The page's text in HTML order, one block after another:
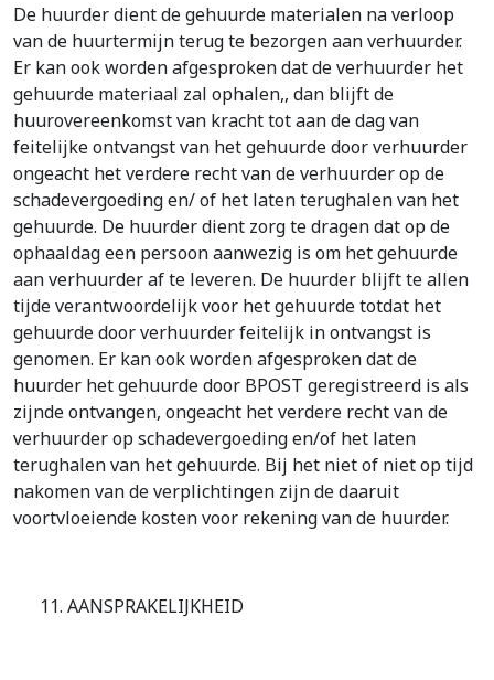
De huurder dient de gehuurde materialen na verloop
van de huurtermijn terug te bezorgen aan verhuurder.
Er kan ook worden afgesproken dat de verhuurder het
gehuurde materiaal zal ophalen,, dan blijft de
huurovereenkomst van kracht tot aan de dag van
feitelijke ontvangst van het gehuurde door verhuurder
ongeacht het verdere recht van de verhuurder op de
schadevergoeding en/ of het laten terughalen van het
gehuurde. De huurder dient zorg te dragen dat op de
ophaaldag een persoon aanwezig is om het gehuurde
aan verhuurder af te leveren. De huurder blijft te allen
tijde verantwoordelijk voor het gehuurde totdat het
gehuurde door verhuurder feitelijk in ontvangst is
genomen. Er kan ook worden afgesproken dat de
huurder het gehuurde door BPOST geregistreerd is als
zijnde ontvangen, ongeacht het verdere recht van de
verhuurder op schadevergoeding en/of het laten
terughalen van het gehuurde. Bij het niet of niet op tijd
nakomen van de verplichtingen zijn de daaruit
voortvloeiende kosten voor rekening van de huurder.
11. AANSPRAKELIJKHEID